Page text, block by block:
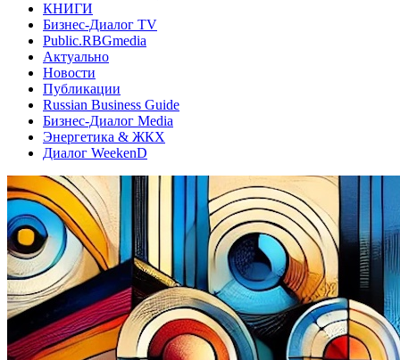
КНИГИ
Бизнес-Диалог TV
Public.RBGmedia
Актуально
Новости
Публикации
Russian Business Guide
Бизнес-Диалог Media
Энергетика & ЖКХ
Диалог WeekenD